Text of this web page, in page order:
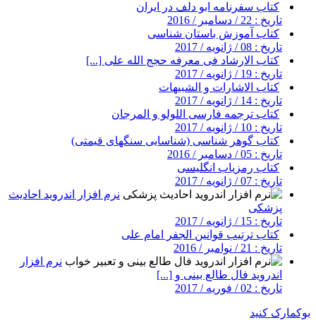
کتاب سفرنامه ابو دلف در ایران
تاریخ : 22 / دسامبر / 2016
کتاب آموزش باستان شناسی
تاریخ : 08 / ژانویه / 2017
کتاب الارشاد فی معرفه حجج الله علی [...]
تاریخ : 19 / ژانویه / 2017
کتاب الاشارات و الشبیهات
تاریخ : 14 / ژانویه / 2017
کتاب ترجمه فارسی اللولو و المرجان
تاریخ : 10 / ژانویه / 2017
کتاب گوهر شناسی (شناسایی سنگهای قیمتی)
تاریخ : 05 / دسامبر / 2016
کتاب رمزیاب انگلیسی
تاریخ : 07 / ژانویه / 2017
نرم افزار اندروید احادیث
پزشکی
تاریخ : 15 / ژانویه / 2017
کتاب ترتیب قوانین الجفر امام علی
تاریخ : 21 / نوامبر / 2016
نرم افزار
اندروید فال طالع بینی و [...]
تاریخ : 02 / فوریه / 2017
بوکمارک کنید